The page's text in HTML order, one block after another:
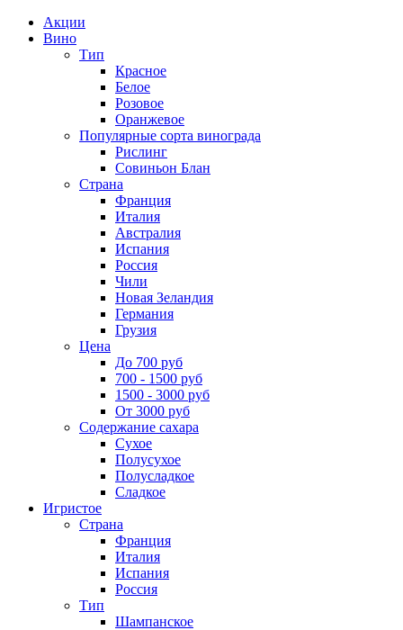
Акции
Вино
Тип
Красное
Белое
Розовое
Оранжевое
Популярные сорта винограда
Рислинг
Совиньон Блан
Страна
Франция
Италия
Австралия
Испания
Россия
Чили
Новая Зеландия
Германия
Грузия
Цена
До 700 руб
700 - 1500 руб
1500 - 3000 руб
От 3000 руб
Содержание сахара
Сухое
Полусухое
Полусладкое
Сладкое
Игристое
Страна
Франция
Италия
Испания
Россия
Тип
Шампанское